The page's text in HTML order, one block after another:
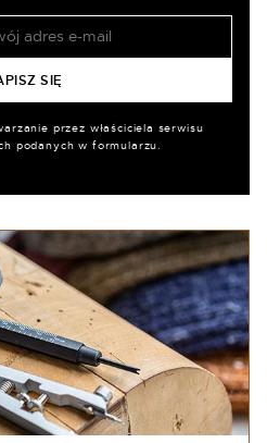
przez właściciela serwisu
podanych w formularzu.